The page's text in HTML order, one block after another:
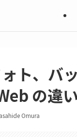
ト、バ
の違
Omura